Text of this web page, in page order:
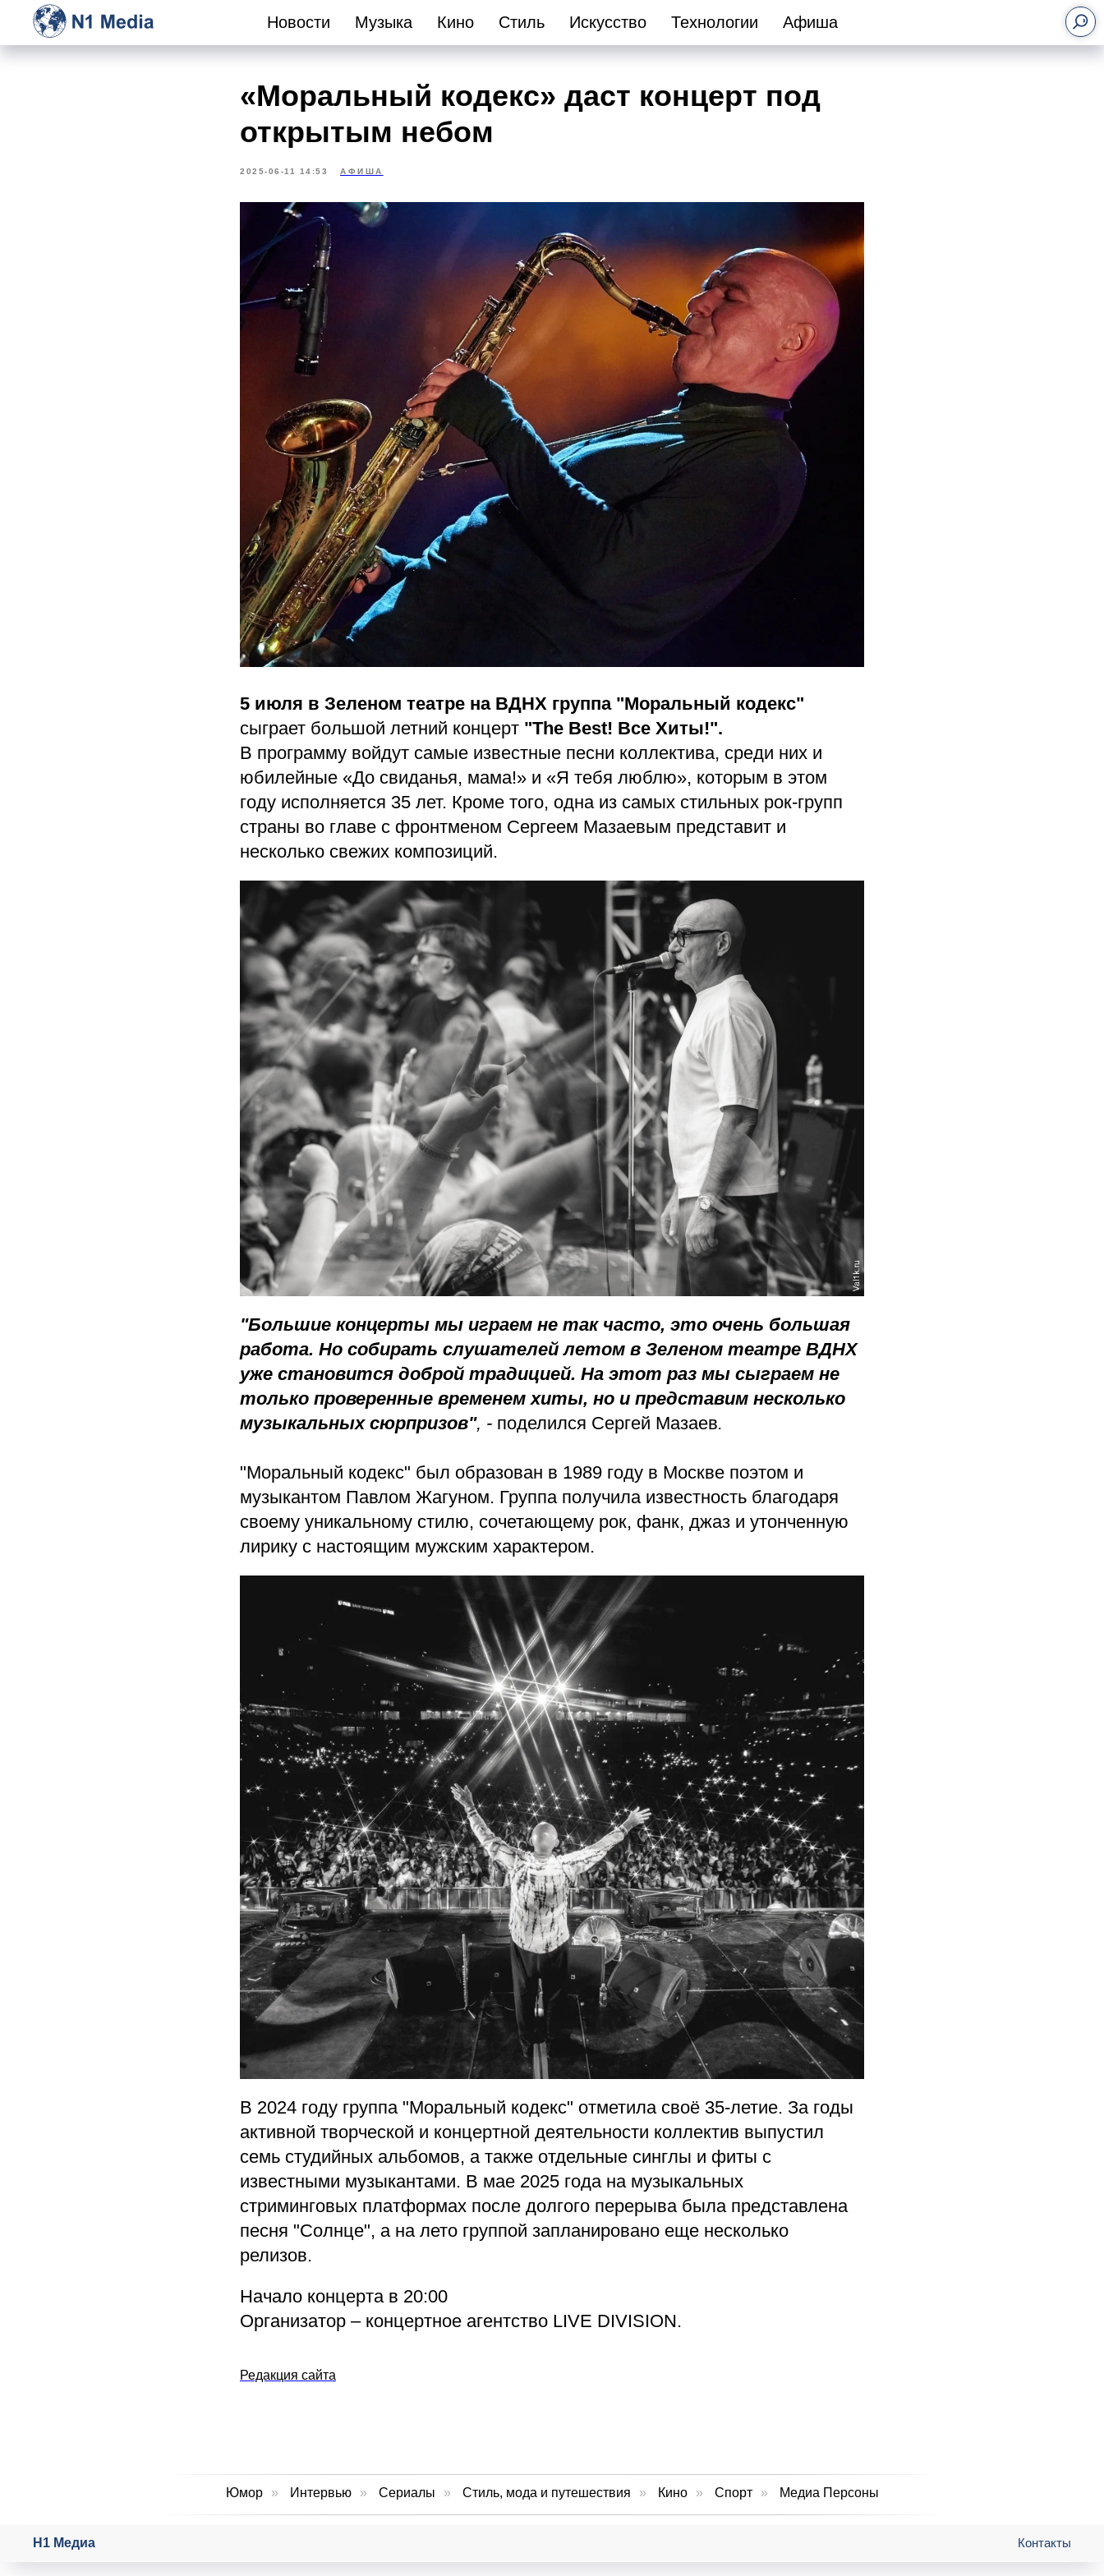
Новости Музыка Кино Стиль Искусство Технологии Афиша
«Моральный кодекс» даст концерт под
открытым небом
2025-06-11 14:53 АФИША
5 июля в Зеленом театре на ВДНХ группа "Моральный кодекс"
сыграет большой летний концерт "The Best! Все Хиты!".
В программу войдут самые известные песни коллектива, среди них и
юбилейные «До свиданья, мама!» и «Я тебя люблю», которым в этом
году исполняется 35 лет. Кроме того, одна из самых стильных рок-групп
страны во главе с фронтменом Сергеем Мазаевым представит и
несколько свежих композиций.
"Большие концерты мы играем не так часто, это очень большая
работа. Но собирать слушателей летом в Зеленом театре ВДНХ
уже становится доброй традицией. На этот раз мы сыграем не
только проверенные временем хиты, но и представим несколько
музыкальных сюрпризов", - поделился Сергей Мазаев.
"Моральный кодекс" был образован в 1989 году в Москве поэтом и
музыкантом Павлом Жагуном. Группа получила известность благодаря
своему уникальному стилю, сочетающему рок, фанк, джаз и утонченную
лирику с настоящим мужским характером.
В 2024 году группа "Моральный кодекс" отметила своё 35-летие. За годы
активной творческой и концертной деятельности коллектив выпустил
семь студийных альбомов, а также отдельные синглы и фиты с
известными музыкантами. В мае 2025 года на музыкальных
стриминговых платформах после долгого перерыва была представлена
песня "Солнце", а на лето группой запланировано еще несколько
релизов.
Начало концерта в 20:00
Организатор – концертное агентство LIVE DIVISION.
Редакция сайта
Юмор » Интервью » Сериалы » Стиль, мода и путешествия » Кино » Спорт » Медиа Персоны
Н1 Медиа Контакты